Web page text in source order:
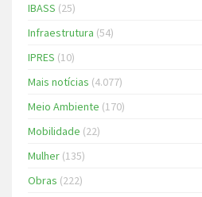
IBASS (25)
Infraestrutura (54)
IPRES (10)
Mais notícias (4.077)
Meio Ambiente (170)
Mobilidade (22)
Mulher (135)
Obras (222)